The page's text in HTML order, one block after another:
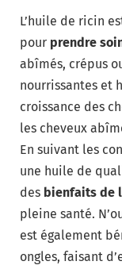
L’huile de ricin
pour prendre
abîmés, crépus
nourrissantes et
croissance des
les cheveux
En suivant les
une huile de
des bienfaits de
pleine santé.
est également
ongles, faisant